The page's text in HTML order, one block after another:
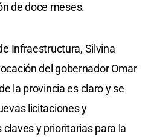
de doce meses.
Infraestructura, Silvina
del gobernador Omar
la provincia es claro y se
licitaciones y
y prioritarias para la